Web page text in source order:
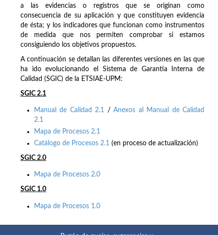
a las evidencias o registros que se originan como
consecuencia de su aplicación y que constituyen evidencia
de ésta; y los indicadores que funcionan como instrumentos
de medida que nos permiten comprobar si estamos
consiguiendo los objetivos propuestos.
A continuación se detallan las diferentes versiones en las que
ha ido evolucionando el Sistema de Garantía Interna de
Calidad (SGIC) de la ETSIAE-UPM:
SGIC 2.1
Manual de Calidad 2.1 /Anexos al Manual de Calidad
2.1
Mapa de Procesos 2.1
Catálogo de Procesos 2.1 (en proceso de actualización)
SGIC 2.0
Mapa de Procesos 2.0
SGIC 1.0
Mapa de Procesos 1.0